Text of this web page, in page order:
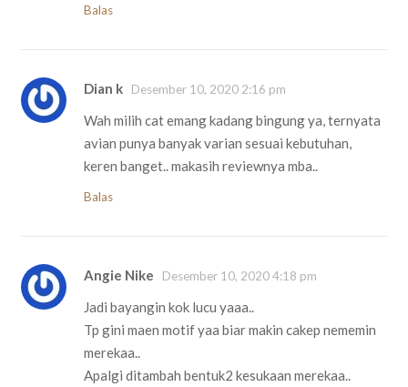
Balas
Dian k Desember 10, 2020 2:16 pm
Wah milih cat emang kadang bingung ya, ternyata
avian punya banyak varian sesuai kebutuhan,
keren banget.. makasih reviewnya mba..
Balas
Angie Nike Desember 10, 2020 4:18 pm
Jadi bayangin kok lucu yaaa..
Tp gini maen motif yaa biar makin cakep nememin
merekaa..
Apalgi ditambah bentuk2 kesukaan merekaa..